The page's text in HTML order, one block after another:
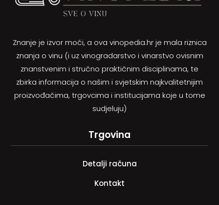
Znanje je izvor moći, a ova vinopedia.hr je mala riznica
znanja o vinu (i uz vinogradarstvo i vinarstvo ovisnim
znanstvenim i stručno praktičnim disciplinama, te
zbirka informacija o našim i svjetskim najkvalitetnijim
proizvođačima, trgovcima i institucijama koje u tome
sudjeluju)
Trgovina
Detalji računa
Kontakt